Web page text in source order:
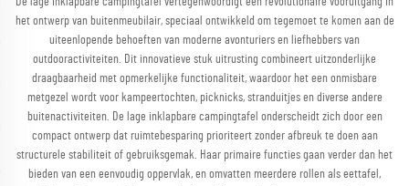
het ontwerp van buitenmeubilair, speciaal ontwikkeld om tegemoet te komen aan de
uiteenlopende behoeften van moderne avonturiers en liefhebbers van
outdooractiviteiten. Dit innovatieve stuk uitrusting combineert uitzonderlijke
draagbaarheid met opmerkelijke functionaliteit, waardoor het een onmisbare
metgezel wordt voor kampeertochten, picknicks, stranduitjes en diverse andere
buitenactiviteiten. De lage inklapbare campingtafel onderscheidt zich door een
compact ontwerp dat ruimtebesparing prioriteert zonder afbreuk te doen aan
structurele stabiliteit of gebruiksgemak. Haar primaire functies gaan verder dan het
bieden van een eenvoudig oppervlak, en omvatten meerdere rollen als eettafel,